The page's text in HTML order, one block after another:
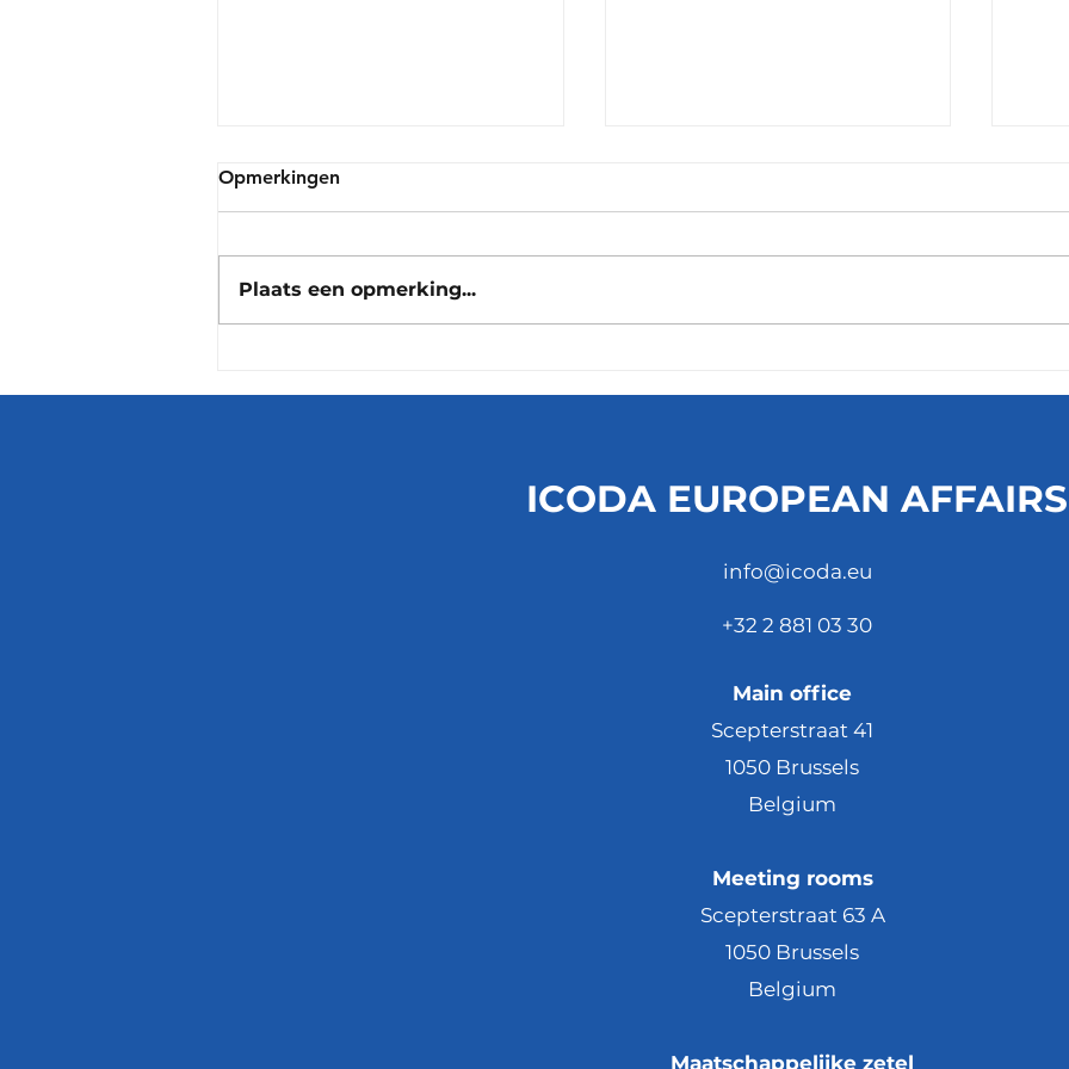
In de Europese Unie is dat
& Non-Profit Management
Opmerkingen
Plaats een opmerking...
ICODA EUROPEAN AFFAIRS
info@icoda.eu
+32 2 881 03 30
Main office
Scepterstraat 41
1050 Brussels
Belgium
Meeting rooms
Scepterstraat 63 A
1050 Brussels
Belgium
Maatschappelijke zetel